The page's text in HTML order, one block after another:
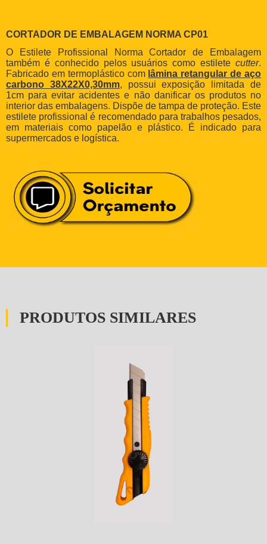
CORTADOR DE EMBALAGEM NORMA CP01
O Estilete Profissional Norma Cortador de Embalagem
também é conhecido pelos usuários como estilete cutter.
Fabricado em termoplástico com lâmina retangular de aço
carbono 38X22X0,30mm, possui exposição limitada de
1cm para evitar acidentes e não danificar os produtos no
interior das embalagens. Dispõe de tampa de proteção. Este
estilete profissional é recomendado para trabalhos pesados,
em materiais como papelão e plástico. É indicado para
supermercados e logística.
PRODUTOS SIMILARES